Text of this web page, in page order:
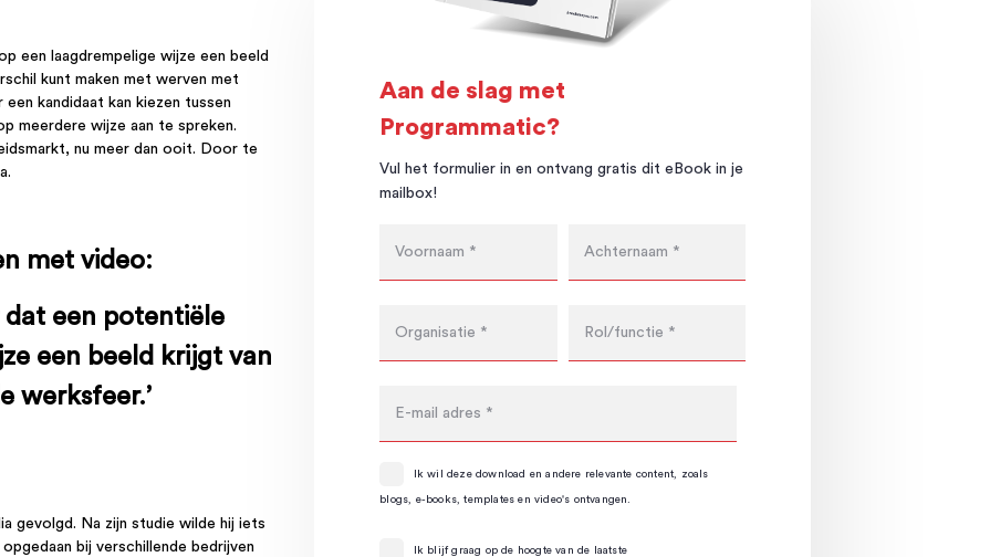
een laagdrempelige wijze een beeld
kunt maken met werven met
kandidaat kan kiezen tussen
meerdere wijze aan te spreken.
nu meer dan ooit. Door te
met video:
dat een potentiële
een beeld krijgt van
werksfeer.’
gevolgd. Na zijn studie wilde hij iets
bij verschillende bedrijven
Aan de slag met
Programmatic?
Vul het formulier in en ontvang gratis dit eBook in je
mailbox!
Ik wil deze download en andere relevante content, zoals
blogs, e-books, templates en video's ontvangen.
Ik blijf graag op de hoogte van de laatste